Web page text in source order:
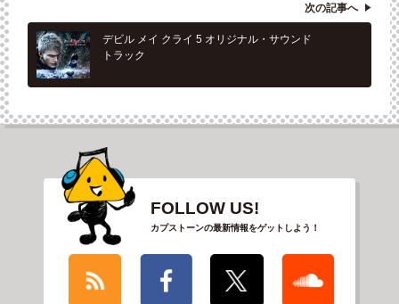
次の記事へ
デビル メイ クライ 5 オリジナル・サウンド
トラック
FOLLOW US!
カプストーンの最新情報をゲットしよう！